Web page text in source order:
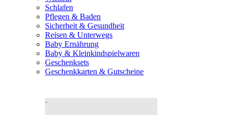
Schlafen
Pflegen & Baden
Sicherheit & Gesundheit
Reisen & Unterwegs
Baby Ernährung
Baby & Kleinkindspielwaren
Geschenksets
Geschenkkarten & Gutscheine